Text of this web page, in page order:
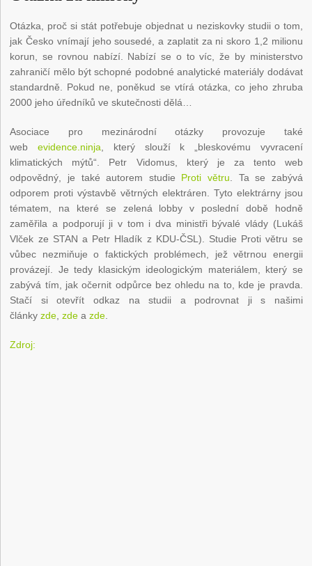
Otázka, proč si stát potřebuje objednat u neziskovky studii o tom,
jak Česko vnímají jeho sousedé, a zaplatit za ni skoro 1,2 milionu
korun, se rovnou nabízí. Nabízí se o to víc, že by ministerstvo
zahraničí mělo být schopné podobné analytické materiály dodávat
standardně. Pokud ne, poněkud se vtírá otázka, co jeho zhruba
2000 jeho úředníků ve skutečnosti dělá…
Asociace pro mezinárodní otázky provozuje také
webevidence.ninja, který slouží k „bleskovému vyvracení
klimatických mýtů“. Petr Vidomus, který je za tento web
odpovědný, je také autorem studie Proti větru. Ta se zabývá
odporem proti výstavbě větrných elektráren. Tyto elektrárny jsou
tématem, na které se zelená lobby v poslední době hodně
zaměřila a podporují ji v tom i dva ministři bývalé vlády (Lukáš
Vlček ze STAN a Petr Hladík z KDU-ČSL). Studie Proti větru se
vůbec nezmiňuje o faktických problémech, jež větrnou energii
provázejí. Je tedy klasickým ideologickým materiálem, který se
zabývá tím, jak očernit odpůrce bez ohledu na to, kde je pravda.
Stačí si otevřít odkaz na studii a podrovnat ji s našimi
článkyzde,zde azde.
Zdroj: